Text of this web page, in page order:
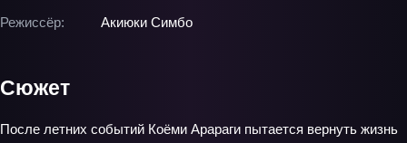
Режиссёр:
Акиюки Симбо
Сюжет
После летних событий Коёми Арараги пытается вернуть жизнь